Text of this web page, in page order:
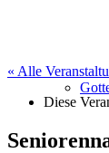
« Alle
Diese